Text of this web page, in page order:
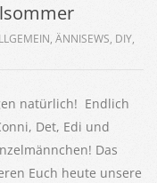
, ÄNNISEWS, DIY,
natürlich! Endlich
Det, Edi und
Das
Euch heute unsere